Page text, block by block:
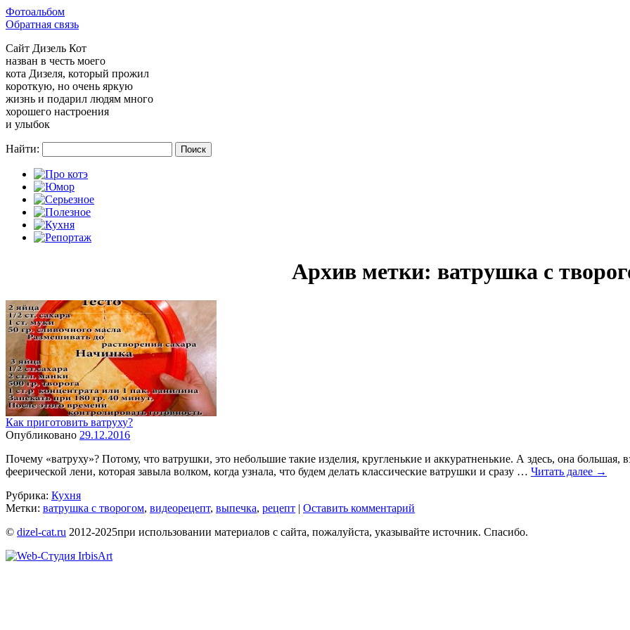
Фотоальбом
Обратная связь
Сайт Дизель Кот
назван в честь моего
кота Дизеля, который прожил
короткую, но очень яркую
жизнь и подарил людям много
хорошего настроения
и улыбок
Найти:
Архив метки: ватрушка с
Как приготовить ватруху?
Опубликовано 29.12.2016
Почему «ватруху»? Потому, что ватрушки, это небольшие такие изделия, кругленькие и аккуратненькие. А здесь, она большая,
феерической лени, которая завыла волком, когда узнала, что будем делать классические ватрушки и сразу … Читать далее →
Рубрика: Кухня
Метки: ватрушка с творогом, видеорецепт, выпечка, рецепт | Оставить комментарий
© dizel-cat.ru 2012-2025при использовании материалов с сайта, пожалуйста, указывайте источник. Спасибо.